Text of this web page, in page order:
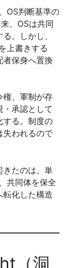
OS判断基準の
、OSは共同
。しかし、
上書きする
者保身へ置換
権、軍制が存
・承認として
する。制度の
失われるので
きたのは、単
共同体を保全
転化した構造
（洞